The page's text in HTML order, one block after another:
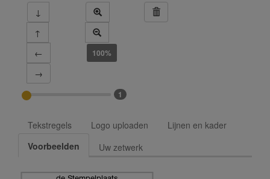
↓
↑
←
→
100%
1
Tekstregels Logo uploaden
Lijnen en kader
Voorbeelden
Uw zetwerk